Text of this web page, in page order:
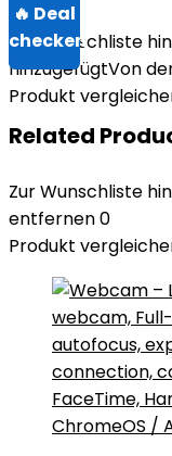
Zur Wunschliste
hinzugefügtVon
Produkt
Related
Zur Wunschliste
entfernen0
Produkt